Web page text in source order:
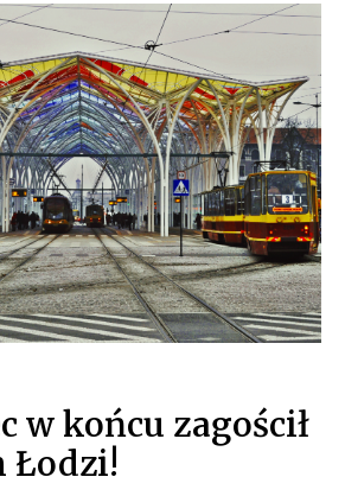
w końcu zagościł
Łodzi!